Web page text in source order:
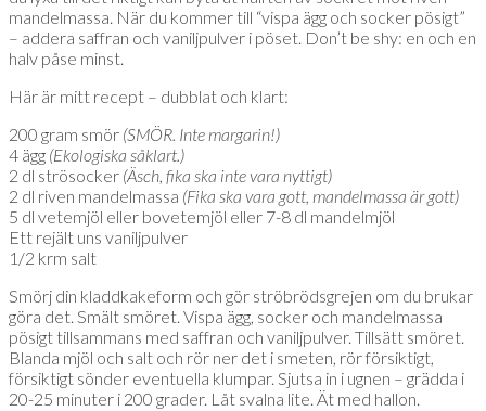
mandelmassa. När du kommer till “vispa ägg och socker pösigt”
– addera saffran och vaniljpulver i pöset. Don’t be shy: en och en
halv påse minst.
Här är mitt recept – dubblat och klart:
200 gram smör (SMÖR. Inte margarin!)
4 ägg (Ekologiska såklart.)
2 dl strösocker (Äsch, fika ska inte vara nyttigt)
2 dl riven mandelmassa (Fika ska vara gott, mandelmassa är gott)
5 dl vetemjöl eller bovetemjöl eller 7-8 dl mandelmjöl
Ett rejält uns vaniljpulver
1/2 krm salt
Smörj din kladdkakeform och gör ströbrödsgrejen om du brukar
göra det. Smält smöret. Vispa ägg, socker och mandelmassa
pösigt tillsammans med saffran och vaniljpulver. Tillsätt smöret.
Blanda mjöl och salt och rör ner det i smeten, rör försiktigt,
försiktigt sönder eventuella klumpar. Sjutsa in i ugnen – grädda i
20-25 minuter i 200 grader. Låt svalna lite. Ät med hallon.